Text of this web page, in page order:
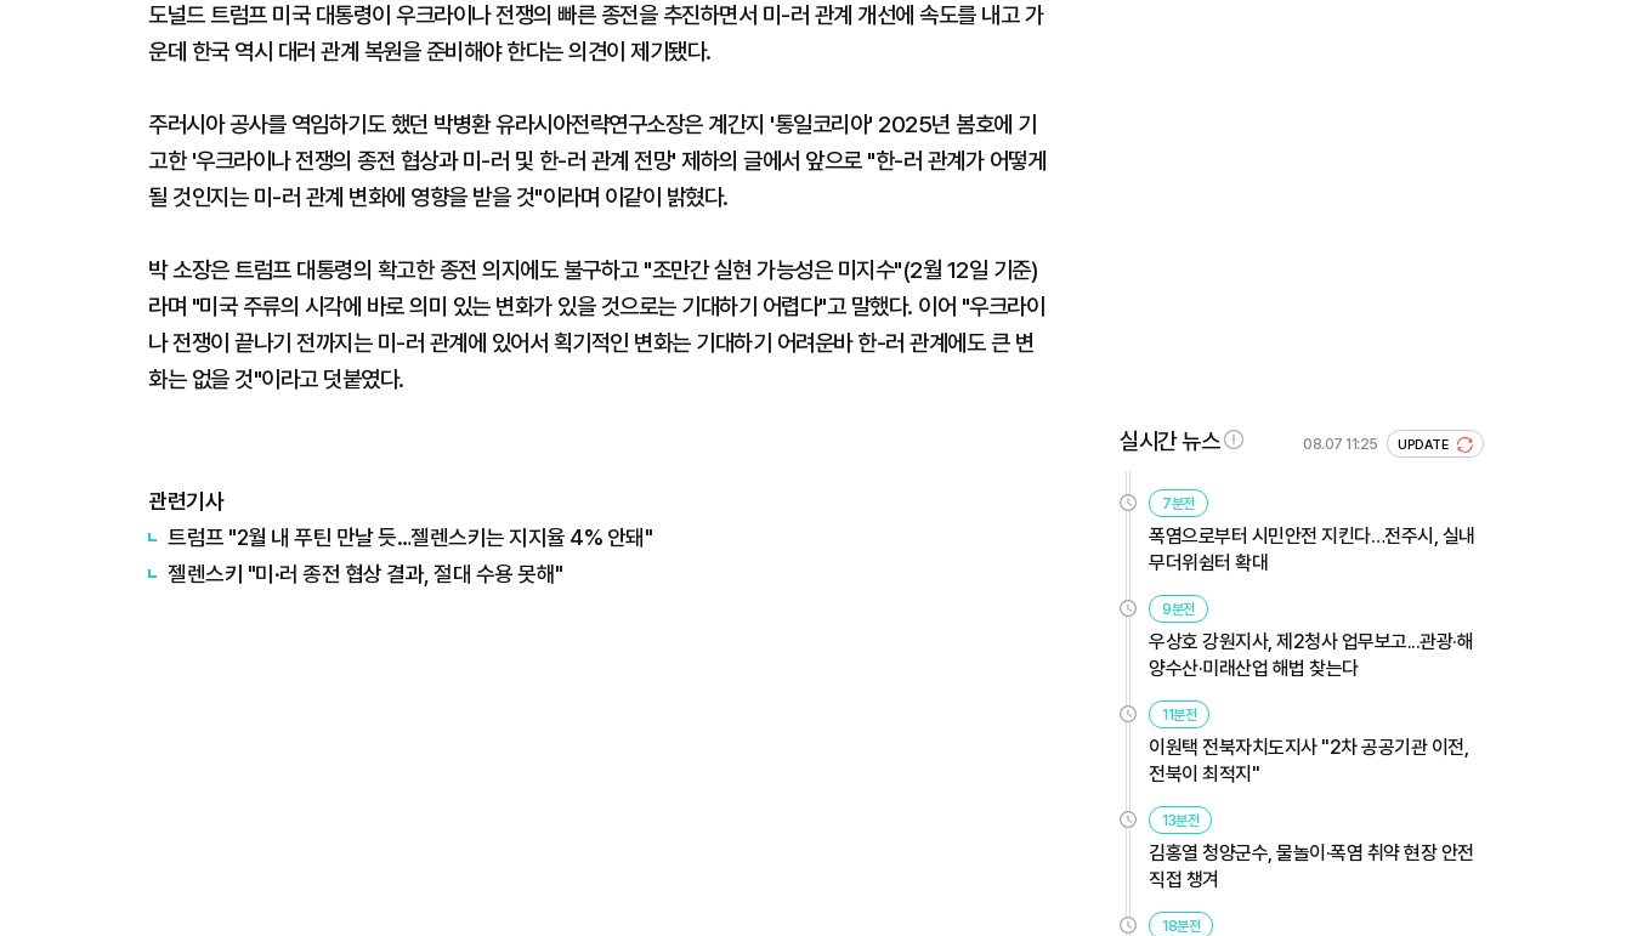
도널드 트럼프 미국 대통령이 우크라이나 전쟁의 빠른 종전을 추진하면서 미-러 관계 개선에 속도를 내고 가
운데 한국 역시 대러 관계 복원을 준비해야 한다는 의견이 제기됐다.
주러시아 공사를 역임하기도 했던 박병환 유라시아전략연구소장은 계간지 '통일코리아' 2025년 봄호에 기
고한 '우크라이나 전쟁의 종전 협상과 미-러 및 한-러 관계 전망' 제하의 글에서 앞으로 "한-러 관계가 어떻게
될 것인지는 미-러 관계 변화에 영향을 받을 것"이라며 이같이 밝혔다.
박 소장은 트럼프 대통령의 확고한 종전 의지에도 불구하고 "조만간 실현 가능성은 미지수"(2월 12일 기준)
라며 "미국 주류의 시각에 바로 의미 있는 변화가 있을 것으로는 기대하기 어렵다"고 말했다. 이어 "우크라이
나 전쟁이 끝나기 전까지는 미-러 관계에 있어서 획기적인 변화는 기대하기 어려운바 한-러 관계에도 큰 변
화는 없을 것"이라고 덧붙였다.
관련기사
트럼프 "2월 내 푸틴 만날 듯…젤렌스키는 지지율 4% 안돼"
젤렌스키 "미·러 종전 협상 결과, 절대 수용 못해"
실시간 뉴스 08.07 11:25 UPDATE
7분전
폭염으로부터 시민안전 지킨다…전주시, 실내
무더위쉼터 확대
9분전
우상호 강원지사, 제2청사 업무보고...관광·해
양수산·미래산업 해법 찾는다
11분전
이원택 전북자치도지사 "2차 공공기관 이전,
전북이 최적지"
13분전
김홍열 청양군수, 물놀이·폭염 취약 현장 안전
직접 챙겨
18분전